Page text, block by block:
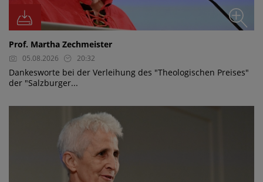
Prof. Martha Zechmeister
05.08.2026 20:32
Dankesworte bei der Verleihung des "Theologischen Preises"
der "Salzburger...